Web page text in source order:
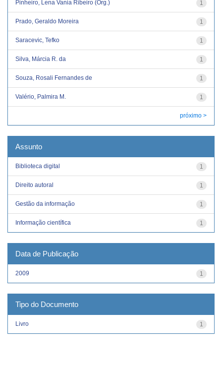
1
Pinheiro, Lena Vania Ribeiro (Org.)
1
Prado, Geraldo Moreira
1
Saracevic, Tefko
1
Silva, Márcia R. da
1
Souza, Rosali Fernandes de
1
Valério, Palmira M.
próximo >
Assunto
1
Biblioteca digital
1
Direito autoral
1
Gestão da informação
1
Informação científica
Data de Publicação
1
2009
Tipo do Documento
1
Livro